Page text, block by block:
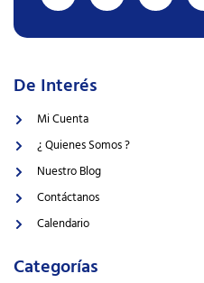
De Interés
Mi Cuenta
¿ Quienes Somos ?
Nuestro Blog
Contáctanos
Calendario
Categorías